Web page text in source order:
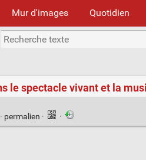
Mur d'images Quotidien
le spectacle vivant et la
permalien · ·